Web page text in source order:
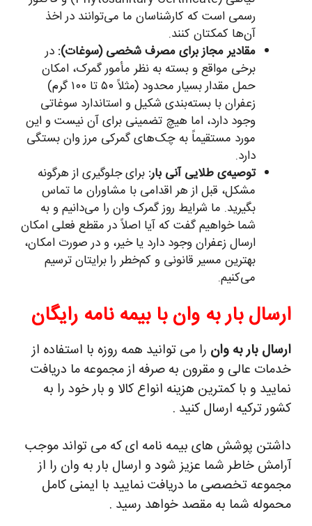
رسمی است که کارشناسان ما می‌توانند در اخذ
آن‌ها کمکتان کنند.
مقادیر مجاز برای مصرف شخصی (سوغات): در
برخی مواقع و بسته به نظر مأمور گمرک، امکان
حمل مقدار بسیار محدود (مثلاً ۵۰ تا ۱۰۰ گرم)
زعفران با بسته‌بندی شکیل و استاندارد سوغاتی
وجود دارد، اما هیچ تضمینی برای آن نیست و این
مورد مستقیماً به چک‌های گمرکی مرز وان بستگی
دارد.
توصیه‌ی طلایی آنی بار: برای جلوگیری از هرگونه
مشکل، قبل از هر اقدامی با مشاوران ما تماس
بگیرید. ما شرایط روز گمرک وان را می‌دانیم و به
شما خواهیم گفت که آیا اصلاً در مقطع فعلی امکان
ارسال زعفران وجود دارد یا خیر، و در صورت امکان،
بهترین مسیر قانونی و کم‌خطر را برایتان ترسیم
می‌کنیم.
ارسال بار به وان با بیمه نامه رایگان
ارسال بار به وان را می توانید همه روزه با استفاده از
خدمات عالی و مقرون به صرفه از مجموعه ما دریافت
نمایید و با کمترین هزینه انواع کالا و بار خود را به
کشور ترکیه ارسال کنید .
داشتن پوشش های بیمه نامه ای که می تواند موجب
آرامش خاطر شما عزیز شود و ارسال بار به وان را از
مجموعه تخصصی ما دریافت نمایید با ایمنی کامل
محموله شما به مقصد خواهد رسید .